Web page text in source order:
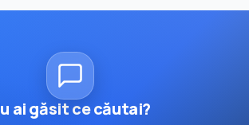
ai găsit ce căutai?